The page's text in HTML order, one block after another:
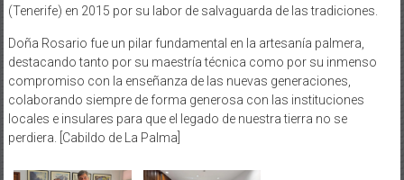
(Tenerife) en 2015 por su labor de salvaguarda de las tradiciones.
Doña Rosario fue un pilar fundamental en la artesanía palmera,
destacando tanto por su maestría técnica como por su inmenso
compromiso con la enseñanza de las nuevas generaciones,
colaborando siempre de forma generosa con las instituciones
locales e insulares para que el legado de nuestra tierra no se
perdiera. [Cabildo de La Palma]